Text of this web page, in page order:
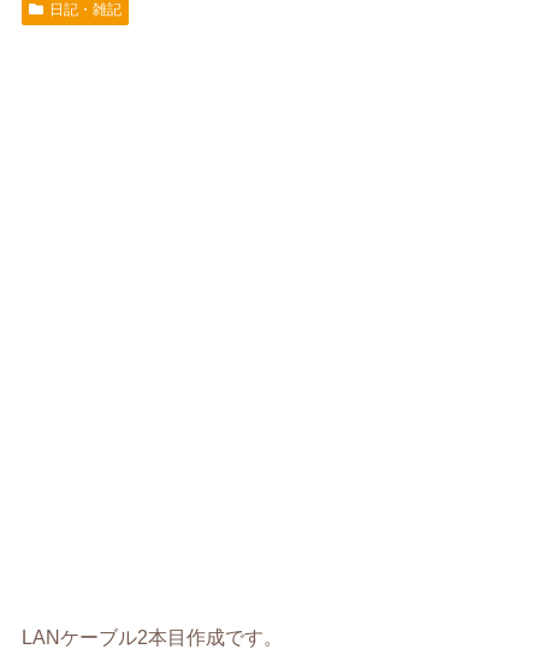
日記・雑記
LANケーブル2本目作成です。